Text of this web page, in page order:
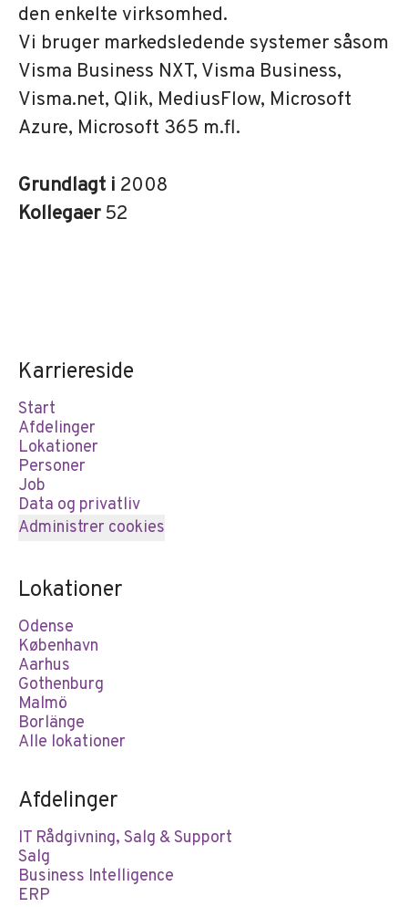
den enkelte virksomhed.
Vi bruger markedsledende systemer såsom
Visma Business NXT, Visma Business,
Visma.net, Qlik, MediusFlow, Microsoft
Azure, Microsoft 365 m.fl.
Grundlagt i 2008
Kollegaer 52
Karriereside
Start
Afdelinger
Lokationer
Personer
Job
Data og privatliv
Administrer cookies
Lokationer
Odense
København
Aarhus
Gothenburg
Malmö
Borlänge
Alle lokationer
Afdelinger
IT Rådgivning, Salg & Support
Salg
Business Intelligence
ERP